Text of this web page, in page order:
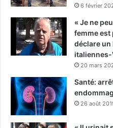
6 février
« Je ne
femme est
déclare un
20 mars
Santé:
26 août